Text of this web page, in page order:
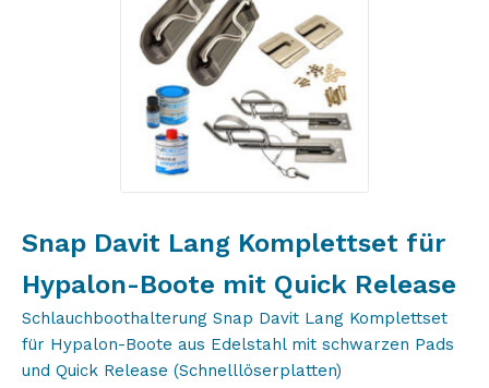
Snap Davit Lang Komplettset für
Hypalon-Boote mit Quick Release
Schlauchboothalterung Snap Davit Lang Komplettset
für Hypalon-Boote aus Edelstahl mit schwarzen Pads
und Quick Release (Schnelllöserplatten)